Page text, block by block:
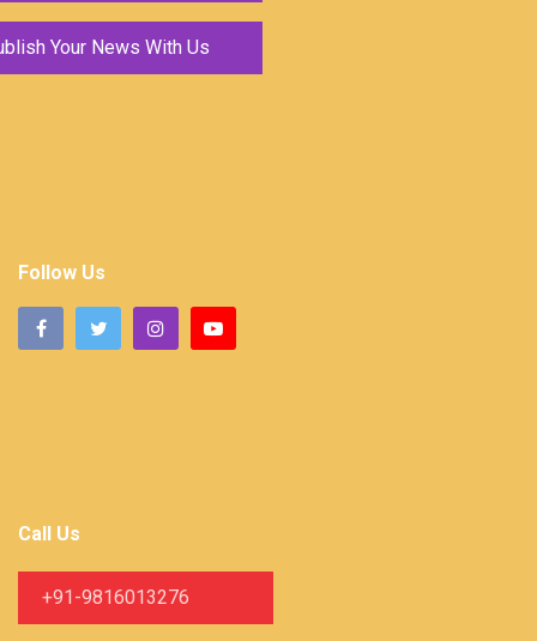
Your News With Us
Follow Us
Call Us
+91-9816013276